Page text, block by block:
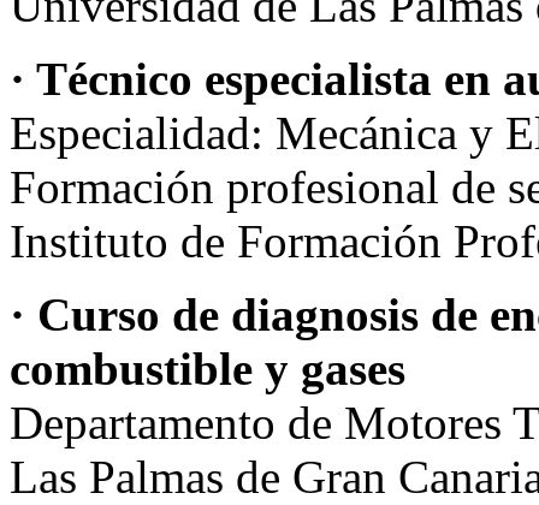
· Técnico especialista en
Especialidad: Mecánica y
Formación profesional de
Instituto de Formación
· Curso de diagnosis de
combustible y gases
Departamento de Motores
Las Palmas de Gran